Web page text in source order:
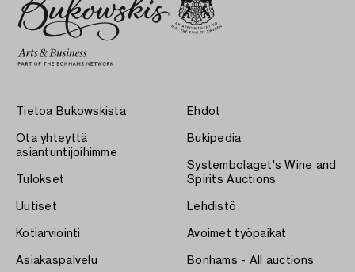
Tietoa Bukowskista
Ota yhteyttä
asiantuntijoihimme
Tulokset
Uutiset
Kotiarviointi
Asiakaspalvelu
Ehdot
Bukipedia
Systembolaget's Wine and
Spirits Auctions
Lehdistö
Avoimet työpaikat
Bonhams - All auctions